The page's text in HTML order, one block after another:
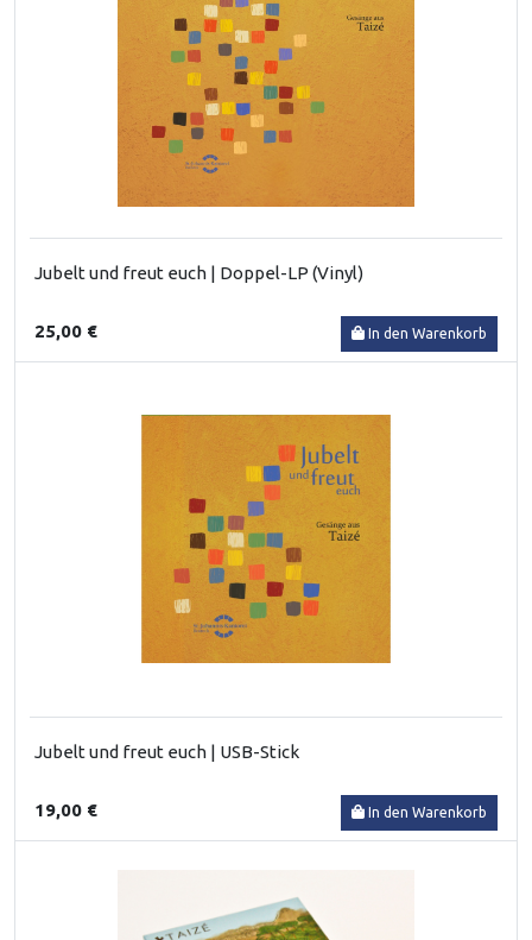
Jubelt und freut euch | Doppel-LP (Vinyl)
25,00 € In den Warenkorb
Jubelt und freut euch | USB-Stick
19,00 € In den Warenkorb